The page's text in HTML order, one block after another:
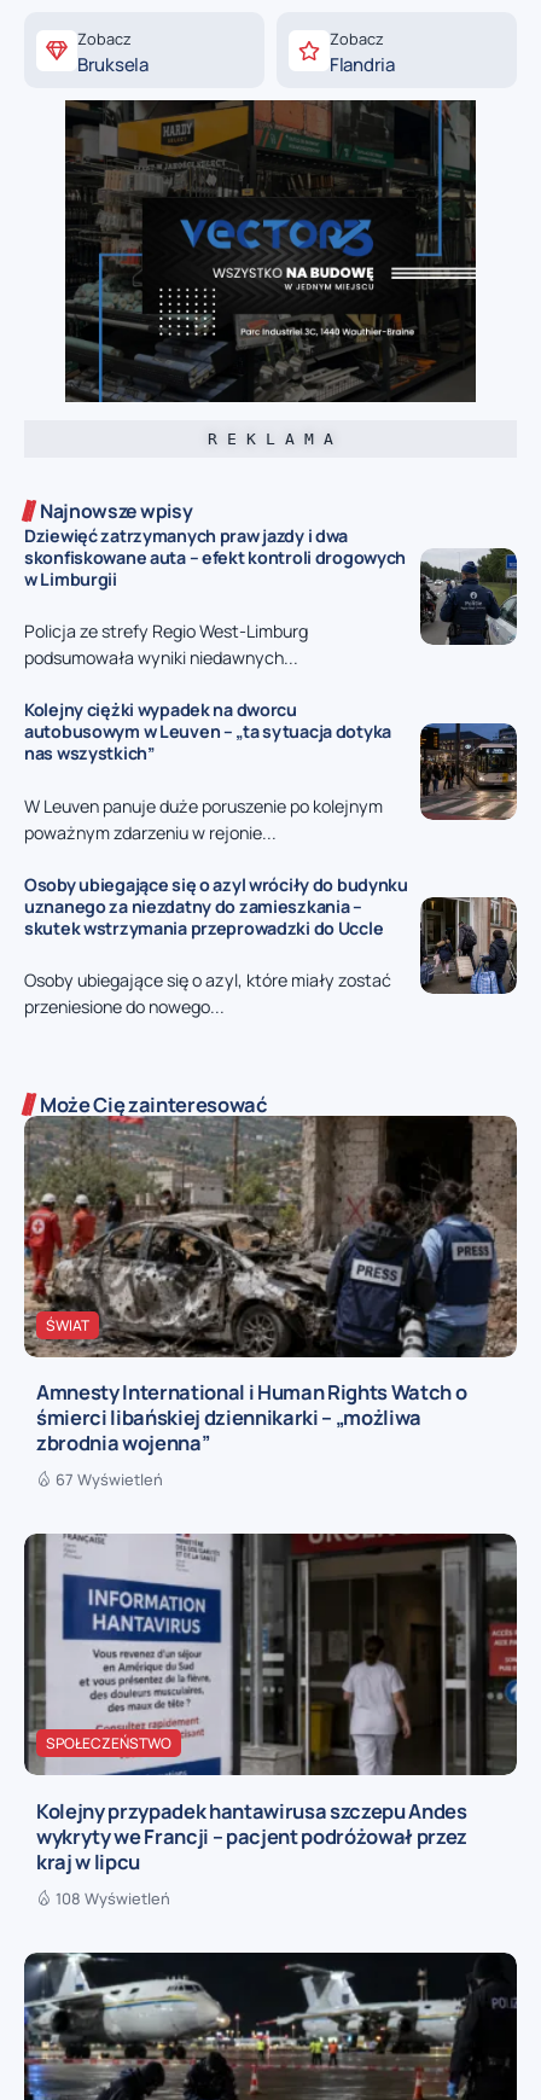
Zobacz
Bruksela
Zobacz
Flandria
R E K L A M A
Najnowsze wpisy
Dziewięć zatrzymanych praw jazdy i dwa
skonfiskowane auta – efekt kontroli drogowych
w Limburgii
Policja ze strefy Regio West-Limburg
podsumowała wyniki niedawnych...
Kolejny ciężki wypadek na dworcu
autobusowym w Leuven – „ta sytuacja dotyka
nas wszystkich”
W Leuven panuje duże poruszenie po kolejnym
poważnym zdarzeniu w rejonie...
Osoby ubiegające się o azyl wróciły do budynku
uznanego za niezdatny do zamieszkania –
skutek wstrzymania przeprowadzki do Uccle
Osoby ubiegające się o azyl, które miały zostać
przeniesione do nowego...
Może Cię zainteresować
ŚWIAT
Amnesty International i Human Rights Watch o
śmierci libańskiej dziennikarki – „możliwa
zbrodnia wojenna”
67 Wyświetleń
SPOŁECZEŃSTWO
Kolejny przypadek hantawirusa szczepu Andes
wykryty we Francji – pacjent podróżował przez
kraj w lipcu
108 Wyświetleń